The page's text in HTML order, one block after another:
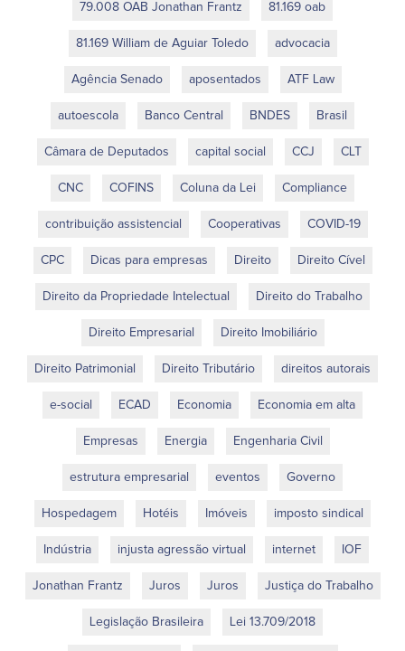
79.008 OAB Jonathan Frantz 81.169 oab
81.169 William de Aguiar Toledo advocacia
Agência Senado aposentados ATF Law
autoescola Banco Central BNDES Brasil
Câmara de Deputados capital social CCJ CLT
CNC COFINS Coluna da Lei Compliance
contribuição assistencial Cooperativas COVID-19
CPC Dicas para empresas Direito Direito Cível
Direito da Propriedade Intelectual Direito do Trabalho
Direito Empresarial Direito Imobiliário
Direito Patrimonial Direito Tributário direitos autorais
e-social ECAD Economia Economia em alta
Empresas Energia Engenharia Civil
estrutura empresarial eventos Governo
Hospedagem Hotéis Imóveis imposto sindical
Indústria injusta agressão virtual internet IOF
Jonathan Frantz Juros Juros Justiça do Trabalho
Legislação Brasileira Lei 13.709/2018